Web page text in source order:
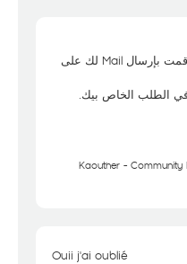
لضمان سرية معطيات الشخصية، قمت بإرسال Mail لك على
في الطلب الخاص بيك.
Kaouther - Community
Ouii j'ai oublié